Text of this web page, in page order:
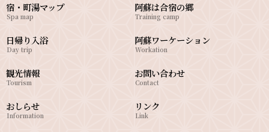
宿・町湯マップ
Spa map
日帰り入浴
Day trip
阿蘇は合宿の郷
Training camp
阿蘇ワーケーション
Workation
観光情報
Tourism
おしらせ
Information
お問い合わせ
Contact
リンク
Link